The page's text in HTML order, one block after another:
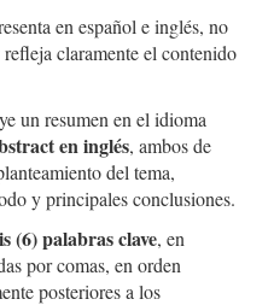
en español e inglés, no
claramente el contenido
un resumen en el idioma
en inglés, ambos de
del tema,
y principales conclusiones.
(6) palabras clave, en
por comas, en orden
posteriores a los